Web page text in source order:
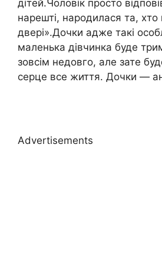
дітей.Чоловік просто
нарешті, народилася та, хто
двері».Дочки адже такі
маленька дівчинка буде
зовсім недовго, але зате
серце все життя. Дочки —
Advertisements